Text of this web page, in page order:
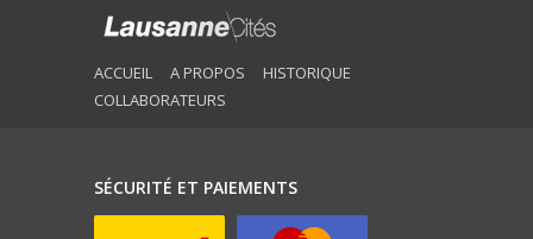
ACCUEIL A PROPOS
HISTORIQUE
COLLABORATEURS
SÉCURITÉ ET PAIEMENTS